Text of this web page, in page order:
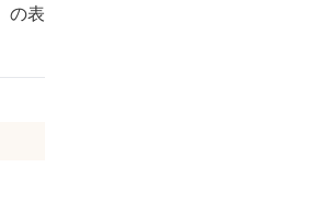
の表